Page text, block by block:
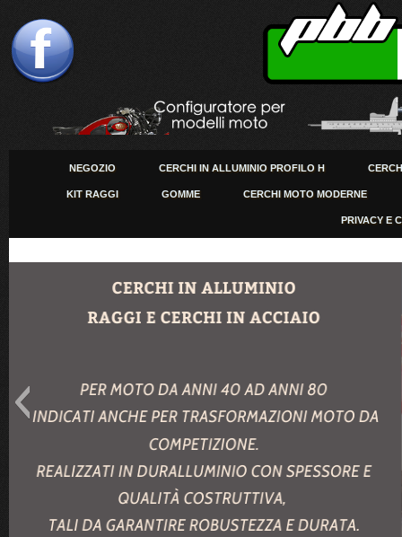
NEGOZIO CERCHI IN ALLUMINIO PROFILO H
KIT RAGGI GOMME CERCHI MOTO MODERNE
PRIVACY E